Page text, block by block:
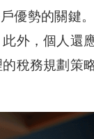
優勢的關鍵
外，個人還
稅務規劃策